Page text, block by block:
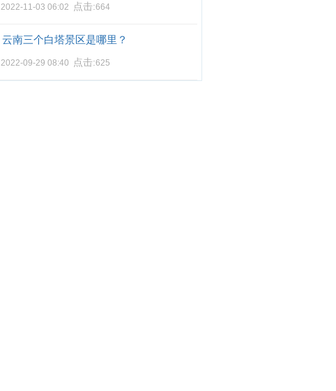
2022-11-03 06:02 点击:664
云南三个白塔景区是哪里？
2022-09-29 08:40 点击:625